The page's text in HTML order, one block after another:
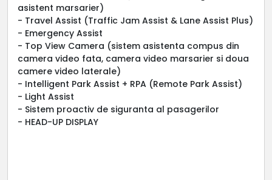
asistent marsarier)
- Travel Assist (Traffic Jam Assist & Lane Assist Plus)
- Emergency Assist
- Top View Camera (sistem asistenta compus din
camera video fata, camera video marsarier si doua
camere video laterale)
- Intelligent Park Assist + RPA (Remote Park Assist)
- Light Assist
- Sistem proactiv de siguranta al pasagerilor
- HEAD-UP DISPLAY